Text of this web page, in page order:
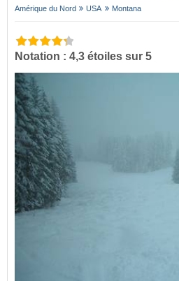
Amérique du Nord USA Montana
Notation : 4,3 étoiles sur 5